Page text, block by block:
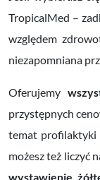
TropicalMed –
względem
niezapomniana
Oferujemy
przystępnych
temat profilaktyki
możesz też liczyć
wystawienie